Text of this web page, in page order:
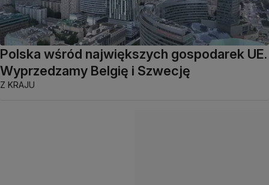
Polska wśród największych gospodarek UE.
Wyprzedzamy Belgię i Szwecję
Z KRAJU